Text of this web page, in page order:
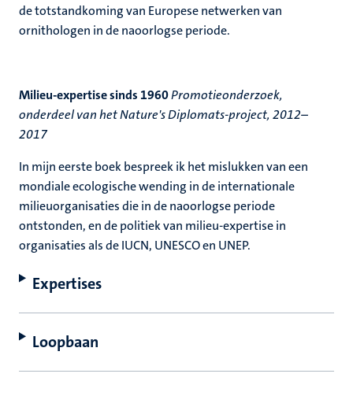
de totstandkoming van Europese netwerken van
ornithologen in de naoorlogse periode.
Milieu-expertise sinds 1960Promotieonderzoek,
onderdeel van het Nature's Diplomats-project, 2012–
2017
In mijn eerste boek bespreek ik het mislukken van een
mondiale ecologische wending in de internationale
milieuorganisaties die in de naoorlogse periode
ontstonden, en de politiek van milieu-expertise in
organisaties als de IUCN, UNESCO en UNEP.
Expertises
Loopbaan